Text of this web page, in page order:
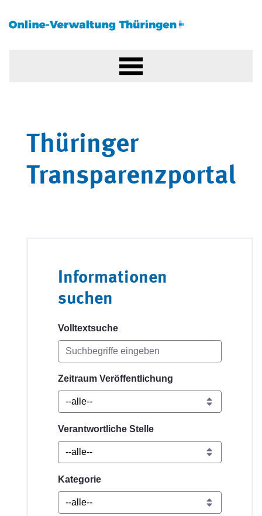
Thüringer
Transparenzportal
Informationen
suchen
Volltextsuche
Zeitraum Veröffentlichung
Verantwortliche Stelle
Kategorie